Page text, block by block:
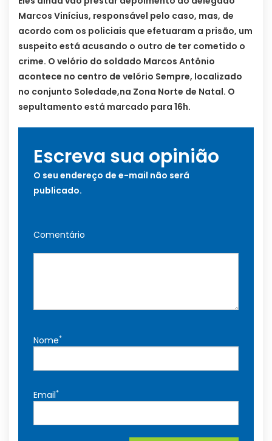
Marcos Vinícius, responsável pelo caso, mas, de
acordo com os policiais que efetuaram a prisão, um
suspeito está acusando o outro de ter cometido o
crime. O velório do soldado Marcos Antônio
acontece no centro de velório Sempre, localizado
no conjunto Soledade,na Zona Norte de Natal. O
sepultamento está marcado para 16h.
Escreva sua opinião
O seu endereço de e-mail não será
publicado.
Comentário
Nome*
Email*